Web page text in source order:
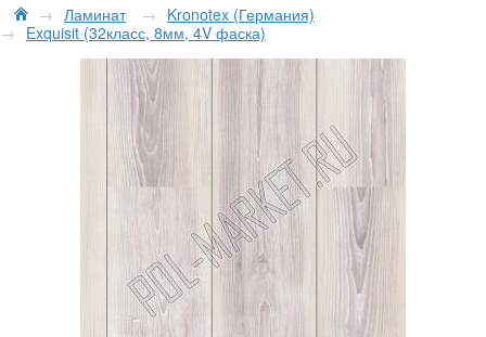
→ Ламинат → Kronotex (Германия)
→ Exquisit (32класс, 8мм, 4V фаска)